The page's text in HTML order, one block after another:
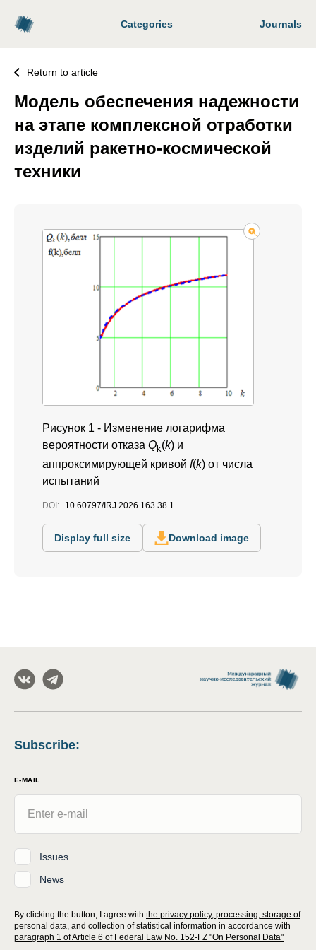
Categories Journals
Return to article
Модель обеспечения надежности
на этапе комплексной отработки
изделий ракетно-космической
техники
Рисунок 1 - Изменение логарифма
вероятности отказа Qk(k) и
аппроксимирующей кривой f(k) от числа
испытаний
DOI: 10.60797/IRJ.2026.163.38.1
Display full size Download image
Subscribe:
E-MAIL
Issues
News
By clicking the button, I agree with the privacy policy, processing, storage of
personal data, and collection of statistical information in accordance with
paragraph 1 of Article 6 of Federal Law No. 152-FZ "On Personal Data"